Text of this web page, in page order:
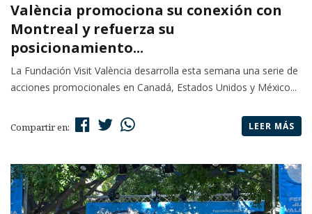
València promociona su conexión con
Montreal y refuerza su
posicionamiento...
La Fundación Visit València desarrolla esta semana una serie de
acciones promocionales en Canadá, Estados Unidos y México...
Compartir en: LEER MÁS